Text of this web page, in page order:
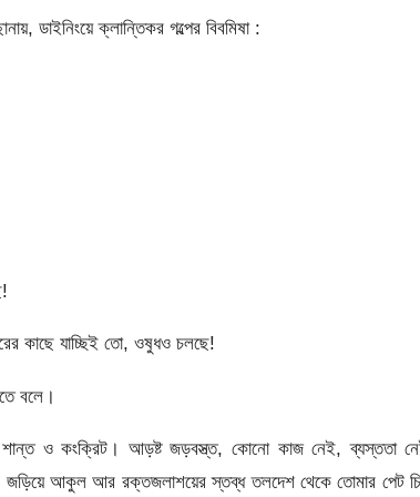
ডাইনিংয়ে ক্লান্তিকর গল্পের বিবমিষা :
কাছে যাচ্ছিই তো, ওষুধও চলছে!
বলে।
ও কংক্রিট। আড়ষ্ট জড়বস্ত্ত, কোনো কাজ নেই, ব্যস্ততা
জড়িয়ে আকুল আর রক্তজলাশয়ের স্তব্ধ তলদেশ থেকে তোমার পেট